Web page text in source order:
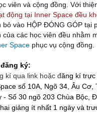
viên và cộng đồng. Với
động tại Inner Space đều
bỏ vào HỘP ĐÓNG GÓP tại
của các học viên đều nhằm
Space phục vụ cộng đồng.
ký:
kí qua link hoặc đăng kí trực
số 10A, Ngõ 34, Âu Cơ,
- Số 30 ngõ 203 Chùa Bộc,
giảng ít nhất 1 ngày và